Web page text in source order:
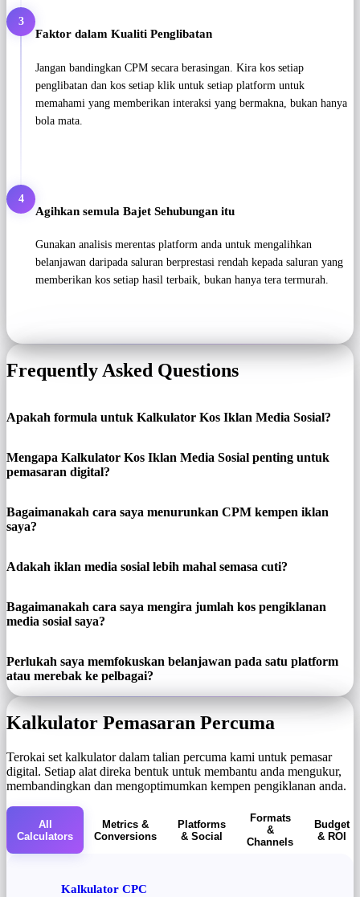
3
Faktor dalam Kualiti Penglibatan
Jangan bandingkan CPM secara berasingan. Kira kos setiap
penglibatan dan kos setiap klik untuk setiap platform untuk
memahami yang memberikan interaksi yang bermakna, bukan hanya
bola mata.
4
Agihkan semula Bajet Sehubungan itu
Gunakan analisis merentas platform anda untuk mengalihkan
belanjawan daripada saluran berprestasi rendah kepada saluran yang
memberikan kos setiap hasil terbaik, bukan hanya tera termurah.
Frequently Asked Questions
Apakah formula untuk Kalkulator Kos Iklan Media Sosial?
Mengapa Kalkulator Kos Iklan Media Sosial penting untuk
pemasaran digital?
Bagaimanakah cara saya menurunkan CPM kempen iklan
saya?
Adakah iklan media sosial lebih mahal semasa cuti?
Bagaimanakah cara saya mengira jumlah kos pengiklanan
media sosial saya?
Perlukah saya memfokuskan belanjawan pada satu platform
atau merebak ke pelbagai?
Kalkulator Pemasaran Percuma
Terokai set kalkulator dalam talian percuma kami untuk pemasar
digital. Setiap alat direka bentuk untuk membantu anda mengukur,
membandingkan dan mengoptimumkan kempen pengiklanan anda.
All
Calculators
Metrics &
Conversions
Platforms
& Social
Formats
&
Channels
Budget
& ROI
Kalkulator CPC